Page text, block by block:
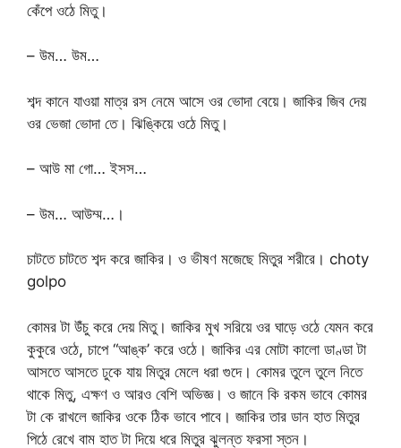
কেঁপে ওঠে মিতু।
– উম… উম…
শব্দ কানে যাওয়া মাত্র রস নেমে আসে ওর ভোদা বেয়ে। জাকির জিব দেয়
ওর ভেজা ভোদা তে। ঝিঙ্কিয়ে ওঠে মিতু।
– আউ মা গো… ইসস…
– উম… আউম্ম…।
চাটতে চাটতে শব্দ করে জাকির। ও ভীষণ মজেছে মিতুর শরীরে। choty
golpo
কোমর টা উঁচু করে দেয় মিতু। জাকির মুখ সরিয়ে ওর ঘাড়ে ওঠে যেমন করে
কুকুরে ওঠে, চাপে “আঙ্ক’ করে ওঠে। জাকির এর মোটা কালো ডাণ্ডা টা
আসতে আসতে ঢুকে যায় মিতুর মেলে ধরা গুদে। কোমর তুলে তুলে নিতে
থাকে মিতু, এক্ষণ ও আরও বেশি অভিজ্ঞ। ও জানে কি রকম ভাবে কোমর
টা কে রাখলে জাকির ওকে ঠিক ভাবে পাবে। জাকির তার ডান হাত মিতুর
পিঠে রেখে বাম হাত টা দিয়ে ধরে মিতুর ঝুলন্ত ফরসা স্তন।